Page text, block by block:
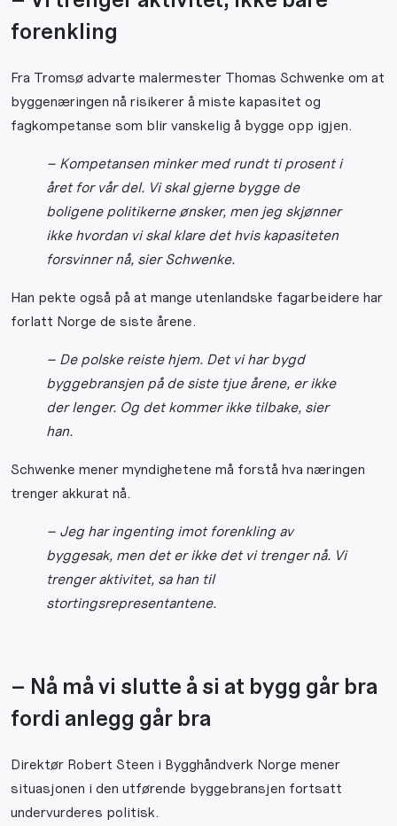
forenkling
Fra Tromsø advarte malermester Thomas Schwenke om at
byggenæringen nå risikerer å miste kapasitet og
fagkompetanse som blir vanskelig å bygge opp igjen.
– Kompetansen minker med rundt ti prosent i
året for vår del. Vi skal gjerne bygge de
boligene politikerne ønsker, men jeg skjønner
ikke hvordan vi skal klare det hvis kapasiteten
forsvinner nå, sier Schwenke.
Han pekte også på at mange utenlandske fagarbeidere har
forlatt Norge de siste årene.
– De polske reiste hjem. Det vi har bygd
byggebransjen på de siste tjue årene, er ikke
der lenger. Og det kommer ikke tilbake, sier
han.
Schwenke mener myndighetene må forstå hva næringen
trenger akkurat nå.
– Jeg har ingenting imot forenkling av
byggesak, men det er ikke det vi trenger nå. Vi
trenger aktivitet, sa han til
stortingsrepresentantene.
– Nå må vi slutte å si at bygg går bra
fordi anlegg går bra
Direktør Robert Steen i Bygghåndverk Norge mener
situasjonen i den utførende byggebransjen fortsatt
undervurderes politisk.